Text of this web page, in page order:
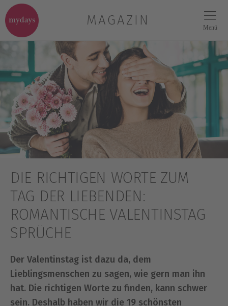
MAGAZIN Menü
DIE RICHTIGEN WORTE ZUM
TAG DER LIEBENDEN:
ROMANTISCHE VALENTINSTAG
SPRÜCHE
Der Valentinstag ist dazu da, dem
Lieblingsmenschen zu sagen, wie gern man ihn
hat. Die richtigen Worte zu finden, kann schwer
sein. Deshalb haben wir die 19 schönsten